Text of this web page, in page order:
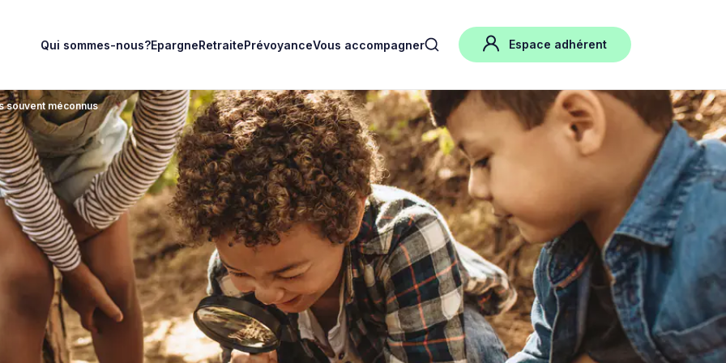
Qui sommes-nous?EpargneRetraitePrévoyanceVous accompagner
search
Espace adhérent
souvent méconnus